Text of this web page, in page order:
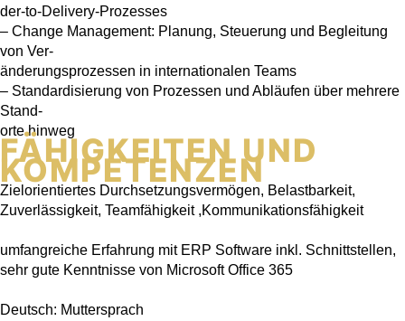
der-to-Delivery-Prozesses
– Change Management: Planung, Steuerung und Begleitung
von Ver-
änderungsprozessen in internationalen Teams
– Standardisierung von Prozessen und Abläufen über mehrere
Stand-
orte hinweg
FÄHIGKEITEN UND
KOMPETENZEN
Zielorientiertes Durchsetzungsvermögen, Belastbarkeit,
Zuverlässigkeit, Teamfähigkeit ,Kommunikationsfähigkeit
umfangreiche Erfahrung mit ERP Software inkl. Schnittstellen,
sehr gute Kenntnisse von Microsoft Office 365
Deutsch: Muttersprach